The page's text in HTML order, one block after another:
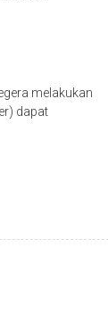
melakukan
dapat